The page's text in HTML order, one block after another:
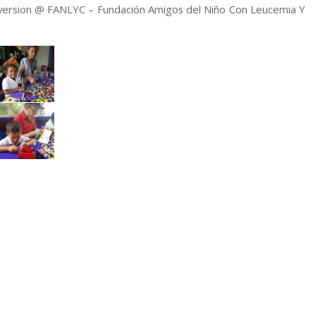
@ FANLYC – Fundación Amigos del Niño Con Leucemia Y